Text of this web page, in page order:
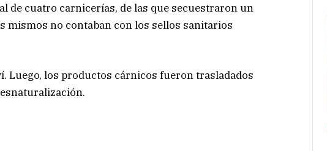
de cuatro carnicerías, de las que secuestraron un
mismos no contaban con los sellos sanitarios
Luego, los productos cárnicos fueron trasladados